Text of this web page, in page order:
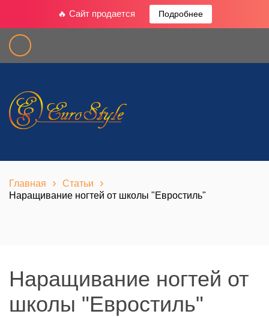
🔥 Сайт продается Подробнее
Главная › Статьи ›
Наращивание ногтей от школы "Евростиль"
Наращивание ногтей от
школы "Евростиль"